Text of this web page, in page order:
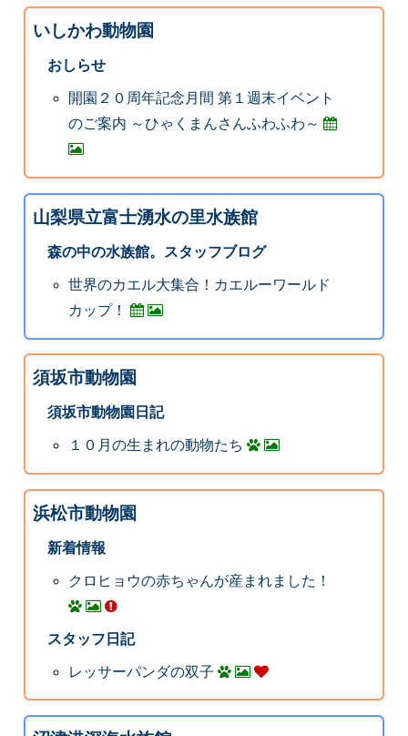
いしかわ動物園
おしらせ
開園２０周年記念月間 第１週末イベント
のご案内 ～ひゃくまんさんふわふわ～
山梨県立富士湧水の里水族館
森の中の水族館。スタッフブログ
世界のカエル大集合！カエルーワールド
カップ！
須坂市動物園
須坂市動物園日記
１０月の生まれの動物たち
浜松市動物園
新着情報
クロヒョウの赤ちゃんが産まれました！
スタッフ日記
レッサーパンダの双子